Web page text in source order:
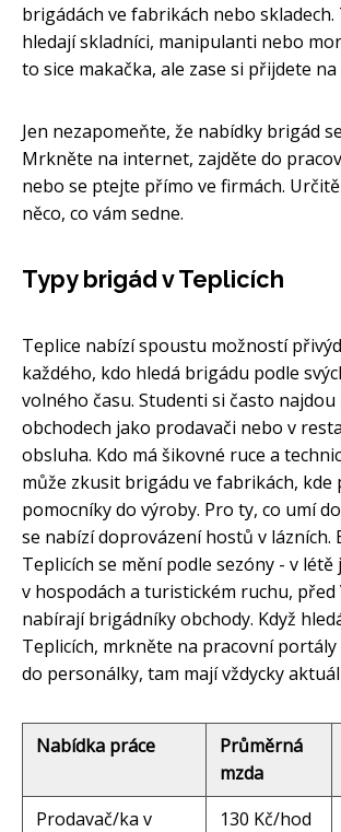
brigádách ve fabrikách nebo skladech.
hledají skladníci, manipulanti nebo
to sice makačka, ale zase si přijdete
Jen nezapomeňte, že nabídky brigád
Mrkněte na internet, zajděte do
nebo se ptejte přímo ve firmách.
něco, co vám sedne.
Typy brigád v Teplicích
Teplice nabízí spoustu možností
každého, kdo hledá brigádu podle
volného času. Studenti si často najdou
obchodech jako prodavači nebo v
obsluha. Kdo má šikovné ruce a
může zkusit brigádu ve fabrikách, kde
pomocníky do výroby. Pro ty, co umí
se nabízí doprovázení hostů v lázních.
Teplicích se mění podle sezóny - v létě
v hospodách a turistickém ruchu, před
nabírají brigádníky obchody. Když
Teplicích, mrkněte na pracovní
do personálky, tam mají vždycky
Nabídka práce
Průměrná
mzda
Prodavač/ka v
130 Kč/hod